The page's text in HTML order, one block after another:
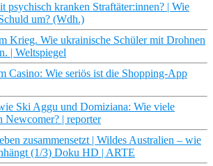
psychisch kranken Straftäter:innen? | Wie
um? (Wdh.)
Krieg. Wie ukrainische Schüler mit Drohnen
| Weltspiegel
Casino: Wie seriös ist die Shopping-App
Ski Aggu und Domiziana: Wie viele
Newcomer? | reporter
zusammensetzt | Wildes Australien – wie
(1/3) Doku HD | ARTE